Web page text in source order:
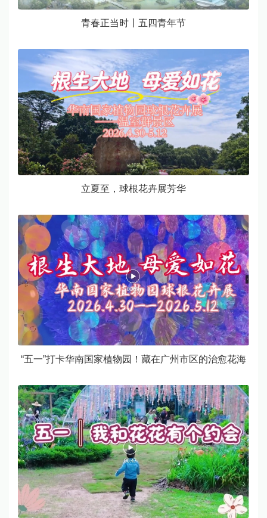
青春正当时丨五四青年节
立夏至，球根花卉展芳华
“五一”打卡华南国家植物园！藏在广州市区的治愈花海